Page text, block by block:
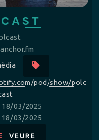
anchor.fm
pod/show/polc
18/03/2025
18/03/2025
VEURE